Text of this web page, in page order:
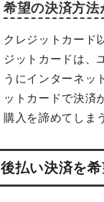
希望の決済方法
クレジットカード
ジットカードは、
うにインターネッ
ットカードで決済
購入を諦めてしま
後払い決済を